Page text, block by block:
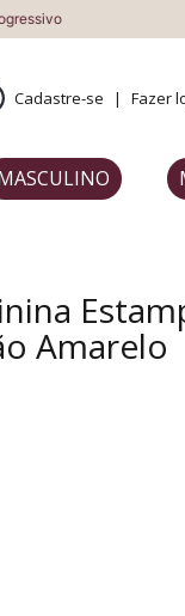
Cadastre-se | Fazer
Amarelo